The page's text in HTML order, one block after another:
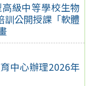
級中等學校生物
訓公開授課「軟體
中心辦理2026年